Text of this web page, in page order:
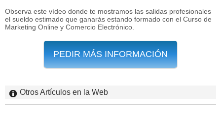
Observa este vídeo donde te mostramos las salidas profesionales
el sueldo estimado que ganarás estando formado con el Curso de
Marketing Online y Comercio Electrónico.
PEDIR MÁS INFORMACIÓN
Otros Artículos en la Web